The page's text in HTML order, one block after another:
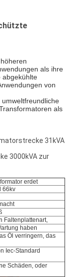
als ihre
abgekühlte
von
als
31kVA
3000kVA zur
erdet
66kv
Faltenplattenart,
haben
Öl verringern, das
Iec-Standard
Schäden, oder